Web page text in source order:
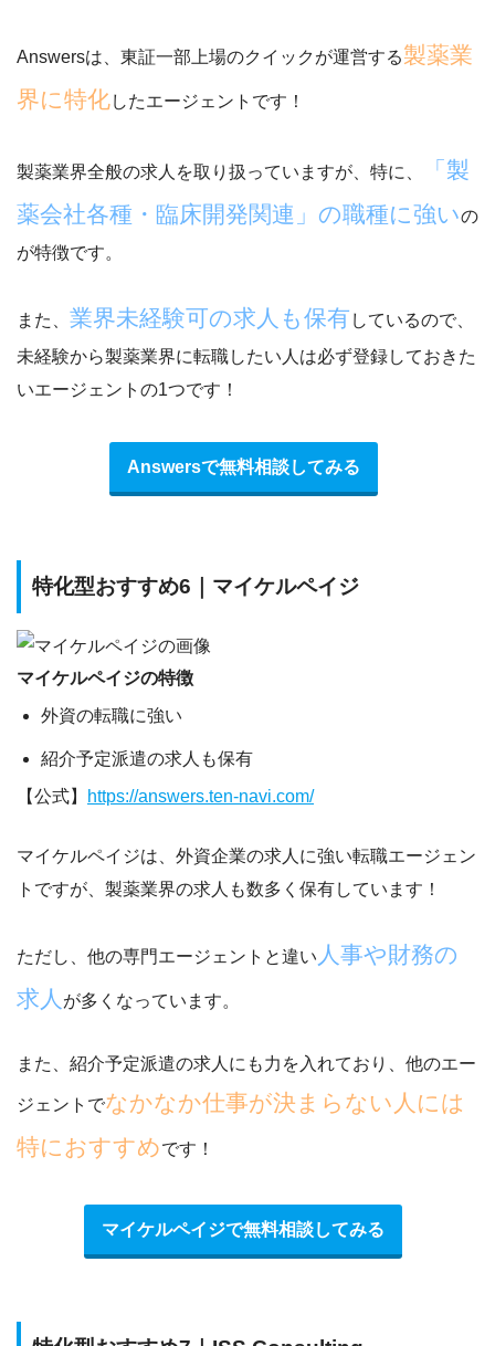
Answersは、東証一部上場のクイックが運営する製薬業
界に特化したエージェントです！
製薬業界全般の求人を取り扱っていますが、特に、 「 製
薬会社各種・臨床開発関連」の職種に強いの
が特徴です。
また、 業界未経験可の求人も保有 しているので、
未経験から製薬業界に転職したい人は必ず登録しておきた
いエージェントの1つです！
Answersで無料相談してみる
特化型おすすめ6｜マイケルペイジ
マイケルペイジの特徴
外資の転職に強い
紹介予定派遣の求人も保有
【公式】
https://answers.ten-navi.com/
マイケルペイジは、 外資企業の求人に強い転職エージェン
トですが、製薬業界の求人も数多く保有しています！
ただし、他の専門エージェントと違い 人事や財務の
求人 が多くなっています。
また、紹介予定派遣の求人にも力を入れており、他のエー
ジェントでなかなか仕事が決まらない人には
特におすすめです！
マイケルペイジで無料相談してみる